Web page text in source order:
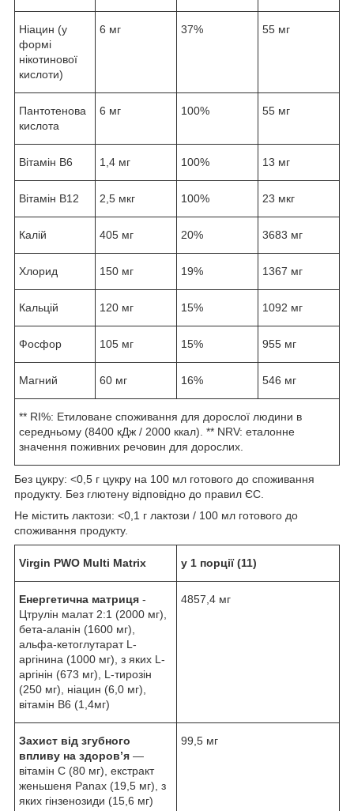
Ніацин (у
формі
нікотинової
кислоти)
6 мг 37% 55 мг
Пантотенова
кислота
6 мг 100% 55 мг
Вітамін В6 1,4 мг 100% 13 мг
Вітамін В12 2,5 мкг 100% 23 мкг
Калій 405 мг 20% 3683 мг
Хлорид 150 мг 19% 1367 мг
Кальцій 120 мг 15% 1092 мг
Фосфор 105 мг 15% 955 мг
Магний 60 мг 16% 546 мг
** RI%: Етиловане споживання для дорослої людини в
середньому (8400 кДж / 2000 ккал). ** NRV: еталонне
значення поживних речовин для дорослих.
Без цукру: <0,5 г цукру на 100 мл готового до споживання
продукту. Без глютену відповідно до правил ЄС.
Не містить лактози: <0,1 г лактози / 100 мл готового до
споживання продукту.
Virgin PWO Multi Matrix у 1 порції (11)
Енергетична матриця -
Цтрулін малат 2:1 (2000 мг),
бета-аланін (1600 мг),
альфа-кетоглутарат L-
аргінина (1000 мг), з яких L-
аргінін (673 мг), L-тирозін
(250 мг), ніацин (6,0 мг),
вітамін B6 (1,4мг)
4857,4 мг
Захист від згубного
впливу на здоров’я —
вітамін С (80 мг), екстракт
женьшеня Panax (19,5 мг), з
яких гінзенозиди (15,6 мг)
99,5 мг